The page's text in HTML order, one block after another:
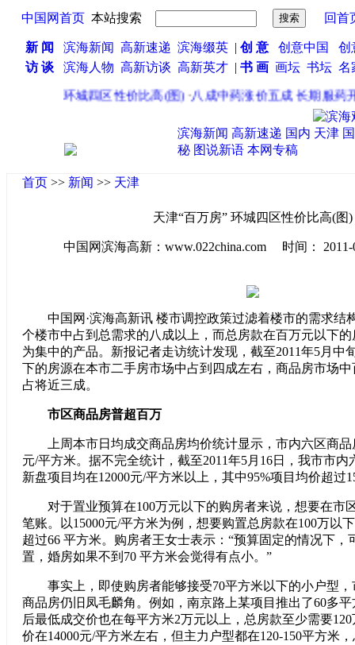
中国网首页 本站搜索 回首
新 闻 滨海新闻 高新速递 滨海缀英| 创 意 创意中国
创
访 谈
滨海人物 高新访谈 高新英才 | 书 画 画坛 书坛 名
万房” 环城四区性价比高(图)·八成中药涨价五成 长期服药开
滨海新闻 高新速递 国内 天津
秘 图说新语 本网专稿
首页 >> 新闻 >> 天津
天津“百万房” 环城四区性价比高(图)
中国网滨海高新：www.022china.com 时间： 2011-
中国网·滨海高新讯 楼市调控政策过滤着楼市的需求结
个楼市中占到总需求的八成以上，而总房款在百万元以下
为集中的产品。新报记者走访统计发现，截至2011年5月中
下的房源在本市二手房市场中占到四成左右，商品房市场
占将近三成。
市区商品房普超百万
上周本市日均成交商品房均价统计显示，市内六区商品
元/平方米。据不完全统计，截至2011年5月16日，我市市
新盘项目均在12000元/平方米以上，其中95%项目均价超过
对于置业预算在100万元以下的购房者来说，想要在市
笔账。以15000元/平方米为例，想要购置总房款在100万以
超过66 平方米。购房者王女士表示：“预算固定的情况下，
置，婚房如果不到70 平方米会觉得有点小。”
事实上，即使购房者能够接受70平方米以下的小户型，
商品房仍旧凤毛麟角。例如，南京路上某项目推出了60多
后最低成交价也在每平方米2万元以上，总房款至少需要
价在14000元/平方米左右，但主力户型都在120-150平方米